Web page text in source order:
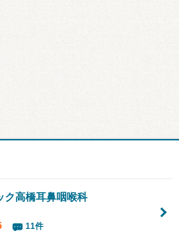
ク高橋耳鼻咽喉科
11件